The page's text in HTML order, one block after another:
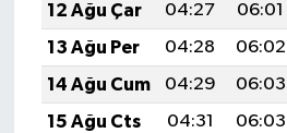
12 Ağu Çar
04:27 06:01
13 Ağu Per
04:28 06:02
14 Ağu Cum
04:29 06:03
15 Ağu Cts
04:31 06:03